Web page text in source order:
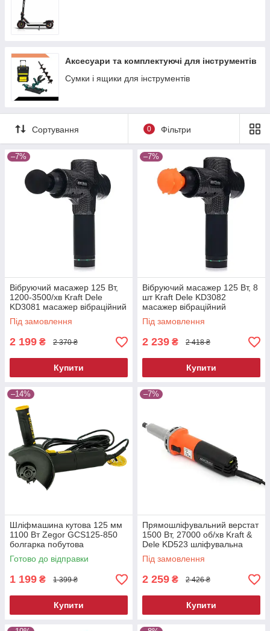
Аксесуари та комплектуючі для інструментів
Сумки і ящики для інструментів
Сортування 0 Фільтри
–7%
Вібруючий масажер 125 Вт,
1200-3500/хв Kraft Dele
KD3081 масажер вібраційний
Під замовлення
2 199 ₴ 2 370 ₴
Купити
–7%
Вібруючий масажер 125 Вт, 8
шт Kraft Dele KD3082
масажер вібраційний
Під замовлення
2 239 ₴ 2 418 ₴
Купити
–14%
Шліфмашина кутова 125 мм
1100 Вт Zegor GCS125-850
болгарка побутова
електрична для різання та
шліфування
Готово до відправки
1 199 ₴ 1 399 ₴
Купити
–7%
Прямошліфувальний верстат
1500 Вт, 27000 об/хв Kraft &
Dele KD523 шліфувальна
машина пряма
Під замовлення
2 259 ₴ 2 426 ₴
Купити